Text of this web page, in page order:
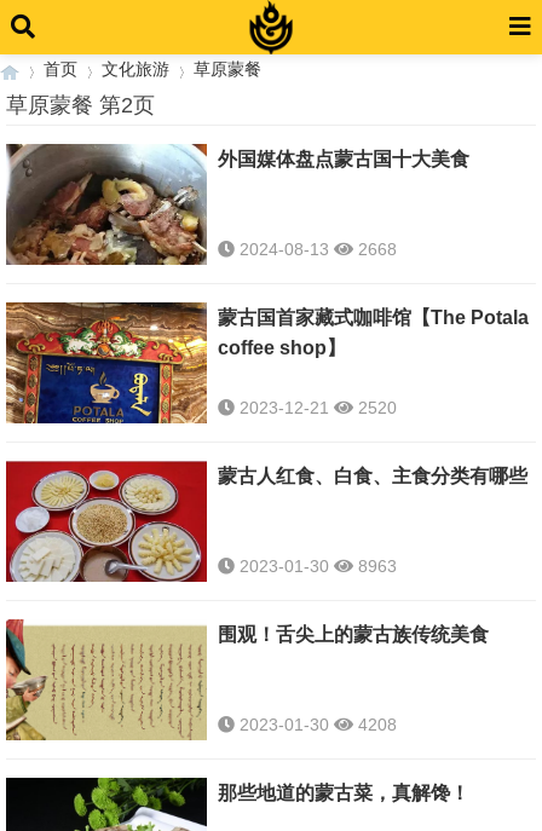
›
首页
›
文化旅游
›
草原蒙餐
草原蒙餐 第2页
外国媒体盘点蒙古国十大美食
2024-08-13 2668
蒙古国首家藏式咖啡馆【The Potala
coffee shop】
2023-12-21 2520
蒙古人红食、白食、主食分类有哪些
2023-01-30 8963
围观！舌尖上的蒙古族传统美食
2023-01-30 4208
那些地道的蒙古菜，真解馋！